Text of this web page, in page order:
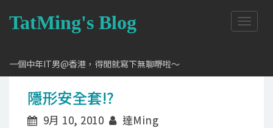
TatMing's Blog
一個中年IT男@香港，得閒就寫下無聊嘢啦～
T
o
隱形安全套!?
9月 10, 2010 達Ming